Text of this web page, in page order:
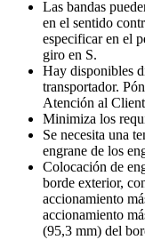
Las bandas
en el sentido
especificar en el
giro en S.
Hay disponibles
transportador.
Atención al
Minimiza los
Se necesita una
engrane de los
Colocación de
borde exterior,
accionamiento
accionamiento
(95,3 mm) del